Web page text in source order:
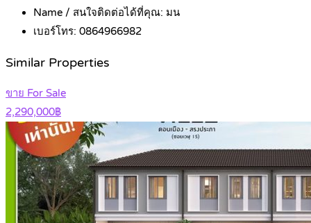
Name / สนใจติดต่อได้ที่คุณ: มน
เบอร์โทร: 0864966982
Similar Properties
ขาย For Sale
2,290,000฿